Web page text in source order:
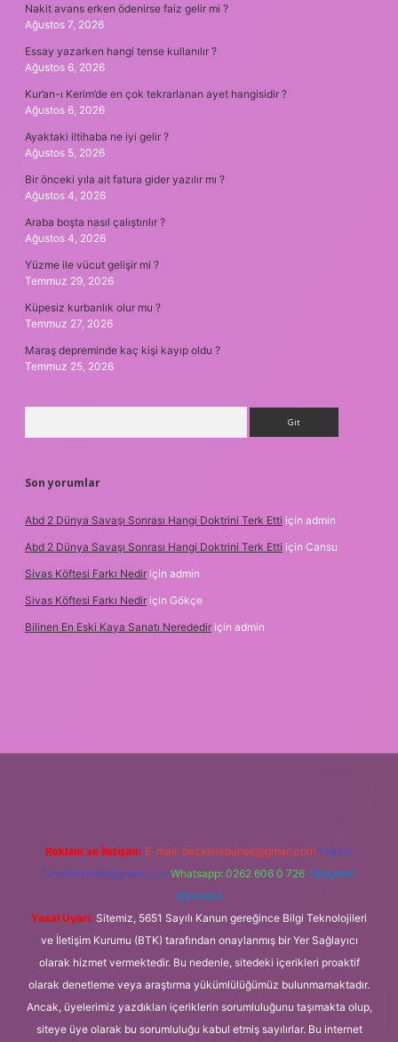
Nakit avans erken ödenirse faiz gelir mi ?
Ağustos 7, 2026
Essay yazarken hangi tense kullanılır ?
Ağustos 6, 2026
Kur’an-ı Kerim’de en çok tekrarlanan ayet hangisidir ?
Ağustos 6, 2026
Ayaktaki iltihaba ne iyi gelir ?
Ağustos 5, 2026
Bir önceki yıla ait fatura gider yazılır mı ?
Ağustos 4, 2026
Araba boşta nasıl çalıştırılır ?
Ağustos 4, 2026
Yüzme ile vücut gelişir mi ?
Temmuz 29, 2026
Küpesiz kurbanlık olur mu ?
Temmuz 27, 2026
Maraş depreminde kaç kişi kayıp oldu ?
Temmuz 25, 2026
Son yorumlar
Abd 2 Dünya Savaşı Sonrası Hangi Doktrini Terk Etti için admin
Abd 2 Dünya Savaşı Sonrası Hangi Doktrini Terk Etti için Cansu
Sivas Köftesi Farkı Nedir için admin
Sivas Köftesi Farkı Nedir için Gökçe
Bilinen En Eski Kaya Sanatı Nerededir için admin
Reklam ve İletişim: E-mail: backlinkpaneli@gmail.com Teams:
forumhizmeti@gmail.com Whatsapp: 0262 606 0 726 Telegram:
@karabul
Yasal Uyarı: Sitemiz, 5651 Sayılı Kanun gereğince Bilgi Teknolojileri
ve İletişim Kurumu (BTK) tarafından onaylanmış bir Yer Sağlayıcı
olarak hizmet vermektedir. Bu nedenle, sitedeki içerikleri proaktif
olarak denetleme veya araştırma yükümlülüğümüz bulunmamaktadır.
Ancak, üyelerimiz yazdıkları içeriklerin sorumluluğunu taşımakta olup,
siteye üye olarak bu sorumluluğu kabul etmiş sayılırlar. Bu internet